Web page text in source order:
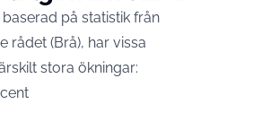
på statistik från
rådet (Brå), har vissa
stora ökningar: